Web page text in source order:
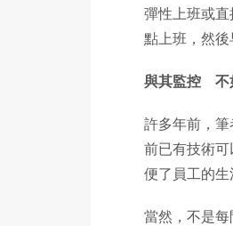
彈性上班或
點上班，然後
與其監控 不
許多年前，
前已有技術
便了員工的生
當然，不是